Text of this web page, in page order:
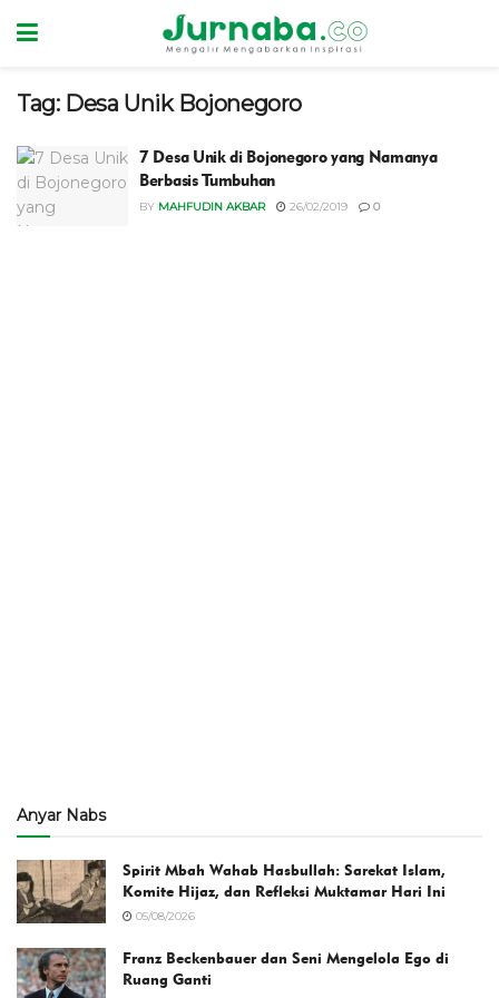
Tag: Desa Unik Bojonegoro
7 Desa Unik di Bojonegoro yang Namanya
Berbasis Tumbuhan
BY MAHFUDIN AKBAR 26/02/2019 0
Anyar Nabs
Spirit Mbah Wahab Hasbullah: Sarekat Islam,
Komite Hijaz, dan Refleksi Muktamar Hari Ini
05/08/2026
Franz Beckenbauer dan Seni Mengelola Ego di
Ruang Ganti